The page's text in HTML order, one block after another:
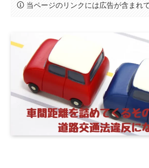
当ページのリンクには広告が含まれ